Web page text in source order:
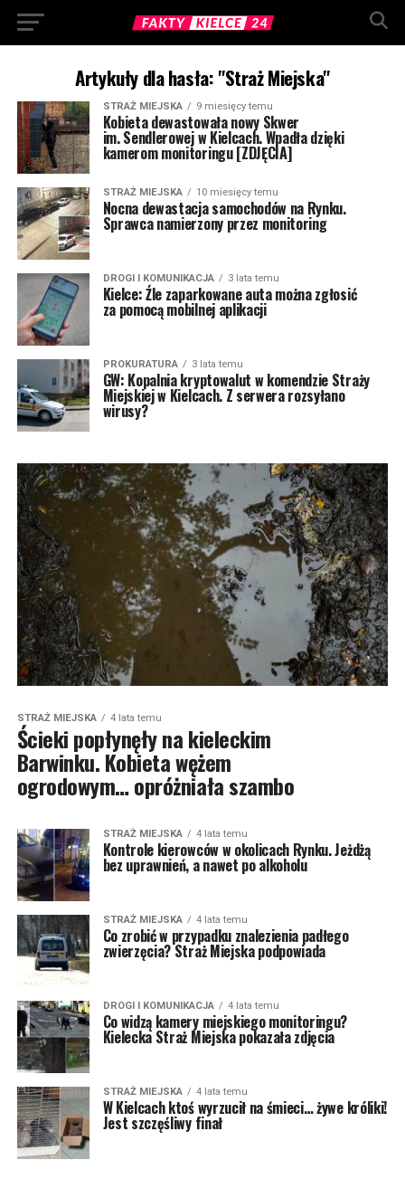
Artykuły dla hasła: "Straż Miejska"
STRAŻ MIEJSKA 9 miesięcy temu
Kobieta dewastowała nowy Skwer
im. Sendlerowej w Kielcach. Wpadła dzięki
kamerom monitoringu [ZDJĘCIA]
STRAŻ MIEJSKA 10 miesięcy temu
Nocna dewastacja samochodów na Rynku.
Sprawca namierzony przez monitoring
DROGI I KOMUNIKACJA 3 lata temu
Kielce: Źle zaparkowane auta można zgłosić
za pomocą mobilnej aplikacji
PROKURATURA 3 lata temu
GW: Kopalnia kryptowalut w komendzie Straży
Miejskiej w Kielcach. Z serwera rozsyłano
wirusy?
STRAŻ MIEJSKA 4 lata temu
Ścieki popłynęły na kieleckim
Barwinku. Kobieta wężem
ogrodowym… opróżniała szambo
STRAŻ MIEJSKA 4 lata temu
Kontrole kierowców w okolicach Rynku. Jeżdżą
bez uprawnień, a nawet po alkoholu
STRAŻ MIEJSKA 4 lata temu
Co zrobić w przypadku znalezienia padłego
zwierzęcia? Straż Miejska podpowiada
DROGI I KOMUNIKACJA 4 lata temu
Co widzą kamery miejskiego monitoringu?
Kielecka Straż Miejska pokazała zdjęcia
STRAŻ MIEJSKA 4 lata temu
W Kielcach ktoś wyrzucił na śmieci… żywe króliki!
Jest szczęśliwy finał